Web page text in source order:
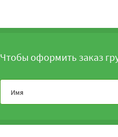
Чтобы оформить заказ